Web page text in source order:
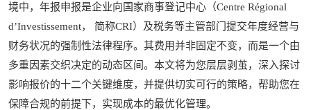
境中，年报申报是企业向国家商事登记中心（Centre Régional
d’Investissement， 简称CRI）及税务等主管部门提交年度经营与
财务状况的强制性法律程序。其费用并非固定不变，而是一个由
多重因素交织决定的动态区间。本文将为您层层剥茧，深入探讨
影响报价的十二个关键维度，并提供切实可行的策略，帮助您在
保障合规的前提下，实现成本的最优化管理。